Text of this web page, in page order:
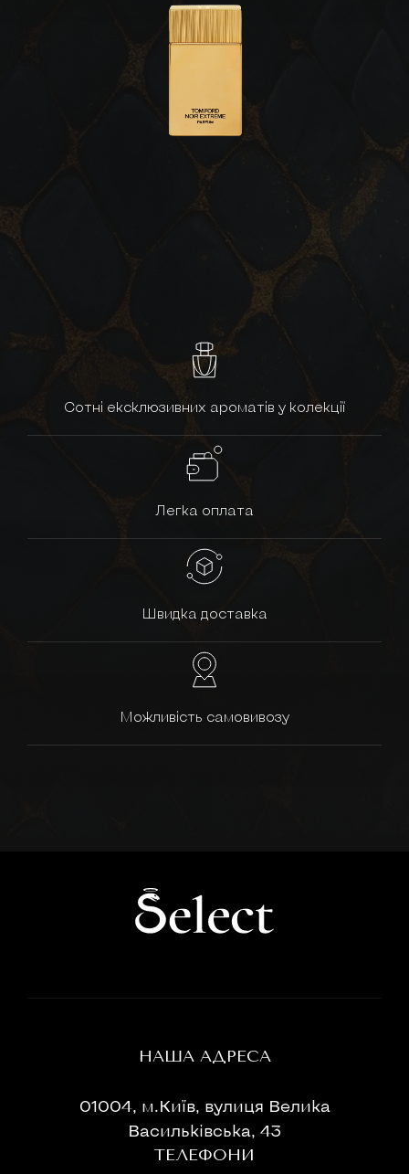
Сотні ексклюзивних ароматів у колекції
Легка оплата
Швидка доставка
Можливість самовивозу
НАША АДРЕСА
01004, м.Київ, вулиця Велика
Васильківська, 43
ТЕЛЕФОНИ